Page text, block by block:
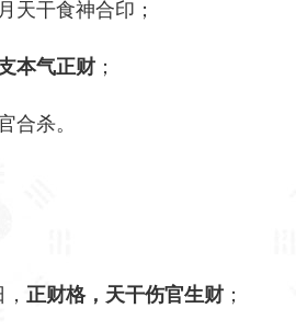
天干食神合印；
本气正财 ；
合杀。
正财格，天干伤官生财 ；